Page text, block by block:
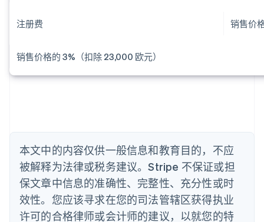
注册费 销售价
销售价格的 3%（扣除 23,000 欧元）
本文中的内容仅供一般信息和教育目的，不应
被解释为法律或税务建议。Stripe 不保证或担
保文章中信息的准确性、完整性、充分性或时
效性。您应该寻求在您的司法管辖区获得执业
许可的合格律师或会计师的建议，以就您的特
奥地利
English
PortuguêsEnglish
English
丹麦
English
德国
DeutschEnglish
法国